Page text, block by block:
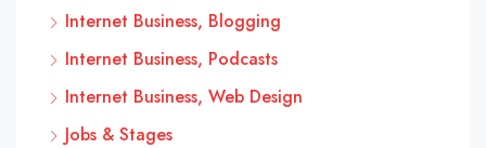
Internet Business, Blogging
Internet Business, Podcasts
Internet Business, Web Design
Jobs & Stages